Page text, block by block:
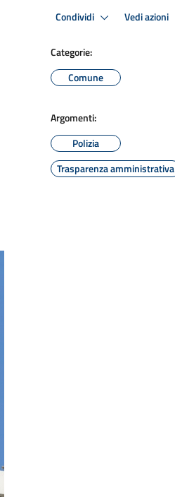
Condividi Vedi azioni
Categorie:
Comune
Argomenti:
Polizia
Trasparenza amministrativa